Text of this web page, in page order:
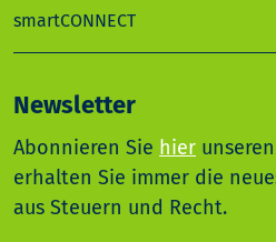
smartCONNECT
Newsletter
Abonnieren Sie hier
erhalten Sie immer die
aus Steuern und Recht.